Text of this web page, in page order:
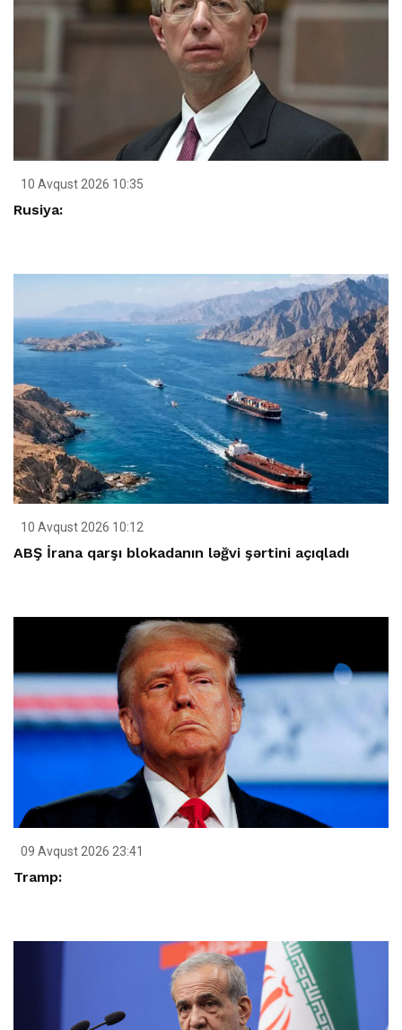
10 Avqust 2026 10:35
Rusiya:
10 Avqust 2026 10:12
ABŞ İrana qarşı blokadanın ləğvi şərtini açıqladı
09 Avqust 2026 23:41
Tramp: